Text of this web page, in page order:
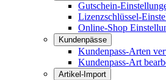
Gutschein-
Lizenzschlüssel-
Online-Shop
Kundenpässe
Kundenpass-Arten
Kundenpass-Art
Artikel-Import